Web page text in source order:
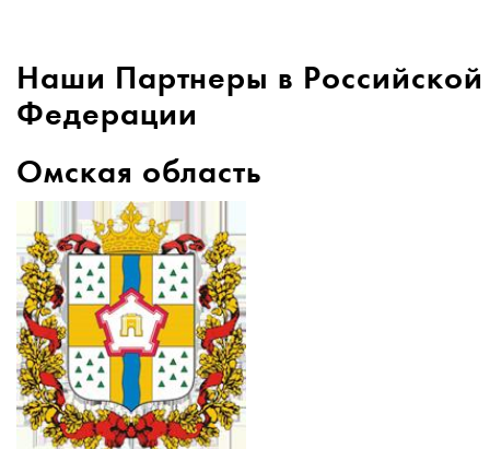
Наши Партнеры в Российской
Федерации
Омская область